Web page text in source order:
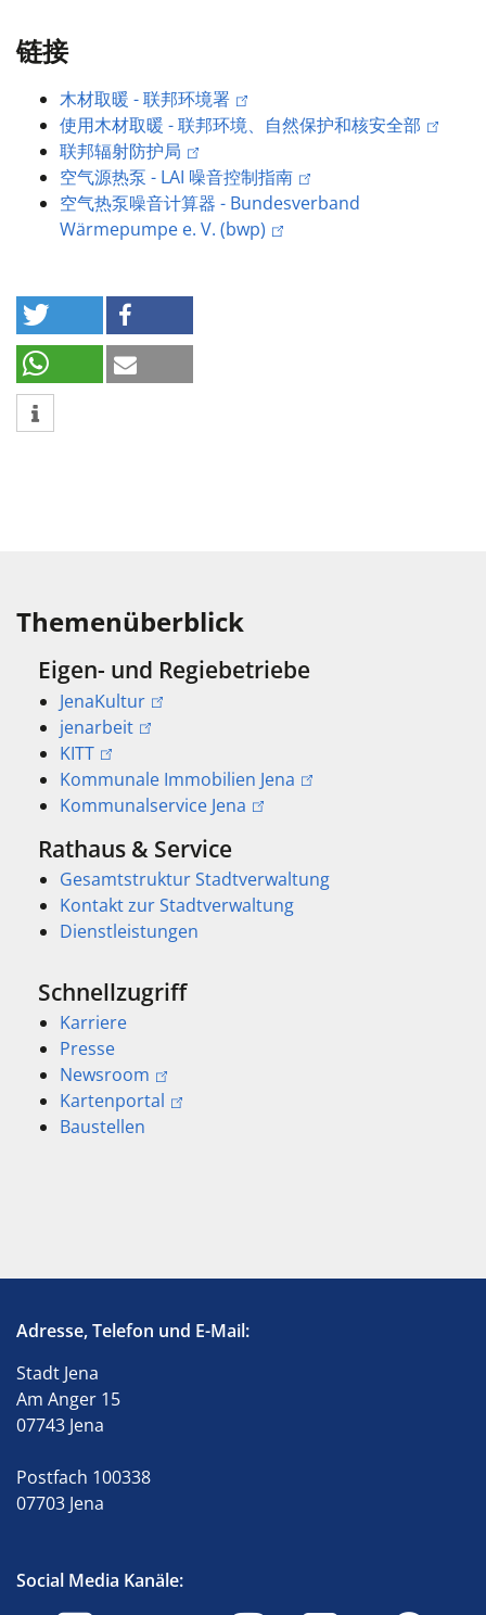
链接
木材取暖 - 联邦环境署
使用木材取暖 - 联邦环境、自然保护和核安全部
联邦辐射防护局
空气源热泵 - LAI 噪音控制指南
空气热泵噪音计算器 - Bundesverband
Wärmepumpe e. V. (bwp)
Themenüberblick
Eigen- und Regiebetriebe
JenaKultur
jenarbeit
KITT
Kommunale Immobilien Jena
Kommunalservice Jena
Rathaus & Service
Gesamtstruktur Stadtverwaltung
Kontakt zur Stadtverwaltung
Dienstleistungen
Schnellzugriff
Karriere
Presse
Newsroom
Kartenportal
Baustellen
Adresse, Telefon und E-Mail:
Stadt Jena
Am Anger 15
07743 Jena
Postfach 100338
07703 Jena
Social Media Kanäle: